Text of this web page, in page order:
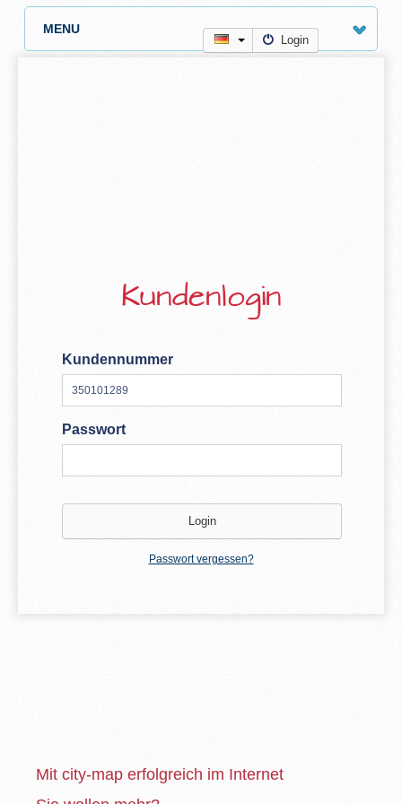
MENU
Login
Kundenlogin
Kundennummer
Passwort
Passwort vergessen?
Mit city-map erfolgreich im Internet